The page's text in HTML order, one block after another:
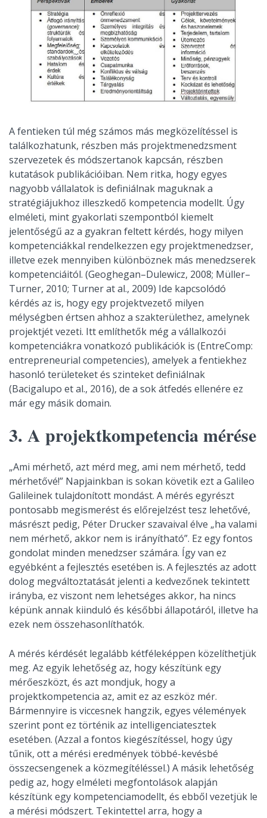
A fentieken túl még számos más megközelítéssel is
találkozhatunk, részben más projektmenedzsment
szervezetek és módszertanok kapcsán, részben
kutatások publikációiban. Nem ritka, hogy egyes
nagyobb vállalatok is definiálnak maguknak a
stratégiájukhoz illeszkedő kompetencia modellt. Úgy
elméleti, mint gyakorlati szempontból kiemelt
jelentőségű az a gyakran feltett kérdés, hogy milyen
kompetenciákkal rendelkezzen egy projektmenedzser,
illetve ezek mennyiben különböznek más menedzserek
kompetenciáitól. (Geoghegan–Dulewicz, 2008; Müller–
Turner, 2010; Turner at al., 2009) Ide kapcsolódó
kérdés az is, hogy egy projektvezető milyen
mélységben értsen ahhoz a szakterülethez, amelynek
projektjét vezeti. Itt említhetők még a vállalkozói
kompetenciákra vonatkozó publikációk is (EntreComp:
entrepreneurial competencies), amelyek a fentiekhez
hasonló területeket és szinteket definiálnak
(Bacigalupo et al., 2016), de a sok átfedés ellenére ez
már egy másik domain.
3. A projektkompetencia mérése
„Ami mérhető, azt mérd meg, ami nem mérhető, tedd
mérhetővé!” Napjainkban is sokan követik ezt a Galileo
Galileinek tulajdonított mondást. A mérés egyrészt
pontosabb megismerést és előrejelzést tesz lehetővé,
másrészt pedig, Péter Drucker szavaival élve „ha valami
nem mérhető, akkor nem is irányítható”. Ez egy fontos
gondolat minden menedzser számára. Így van ez
egyébként a fejlesztés esetében is. A fejlesztés az adott
dolog megváltoztatását jelenti a kedvezőnek tekintett
irányba, ez viszont nem lehetséges akkor, ha nincs
képünk annak kiinduló és későbbi állapotáról, illetve ha
ezek nem összehasonlíthatók.
A mérés kérdését legalább kétféleképpen közelíthetjük
meg. Az egyik lehetőség az, hogy készítünk egy
mérőeszközt, és azt mondjuk, hogy a
projektkompetencia az, amit ez az eszköz mér.
Bármennyire is viccesnek hangzik, egyes vélemények
szerint pont ez történik az intelligenciatesztek
esetében. (Azzal a fontos kiegészítéssel, hogy úgy
tűnik, ott a mérési eredmények többé-kevésbé
összecsengenek a közmegítéléssel.) A másik lehetőség
pedig az, hogy elméleti megfontolások alapján
készítünk egy kompetenciamodellt, és ebből vezetjük le
a mérési módszert. Tekintettel arra, hogy a